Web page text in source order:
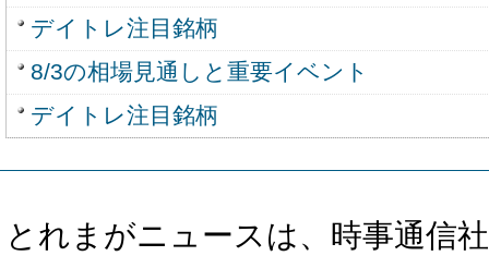
デイトレ注目銘柄
8/3の相場見通しと重要イベント
デイトレ注目銘柄
とれまがニュースは、時事通信